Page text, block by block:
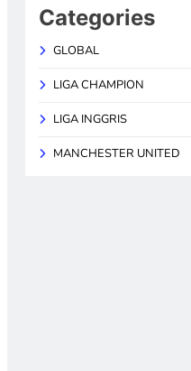
Categories
GLOBAL
LIGA CHAMPION
LIGA INGGRIS
MANCHESTER UNITED